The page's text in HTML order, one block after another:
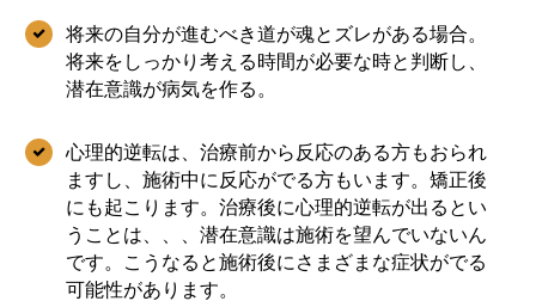
将来の自分が進むべき道が魂とズレがある場合。
将来をしっかり考える時間が必要な時と判断し、
潜在意識が病気を作る。
心理的逆転は、治療前から反応のある方もおられ
ますし、施術中に反応がでる方もいます。矯正後
にも起こります。治療後に心理的逆転が出るとい
うことは、、、潜在意識は施術を望んでいないん
です。こうなると施術後にさまざまな症状がでる
可能性があります。